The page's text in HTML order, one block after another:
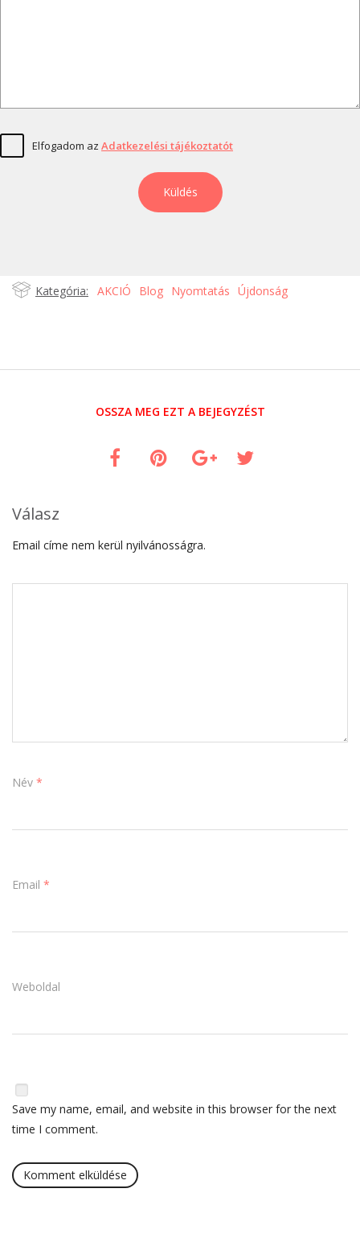
Elfogadom az Adatkezelési tájékoztatót
Kategória: AKCIÓ Blog Nyomtatás Újdonság
OSSZA MEG EZT A BEJEGYZÉST
Válasz
Email címe nem kerül nyilvánosságra.
Név *
Email *
Weboldal
Save my name, email, and website in this browser for the next
time I comment.